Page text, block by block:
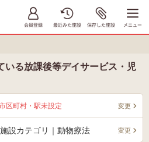
いる放課後等デイサービス・児
区町村・駅未設定 変更
設カテゴリ｜動物療法 変更